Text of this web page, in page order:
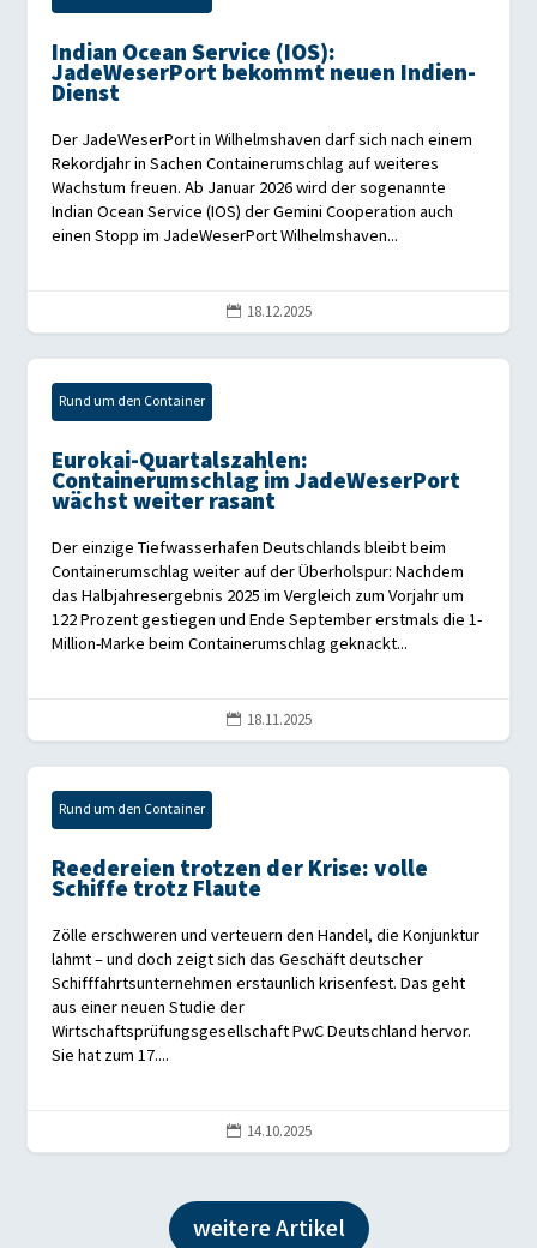
Indian Ocean Service (IOS):
JadeWeserPort bekommt neuen Indien-
Dienst
Der JadeWeserPort in Wilhelmshaven darf sich nach einem
Rekordjahr in Sachen Containerumschlag auf weiteres
Wachstum freuen. Ab Januar 2026 wird der sogenannte
Indian Ocean Service (IOS) der Gemini Cooperation auch
einen Stopp im JadeWeserPort Wilhelmshaven...
 18.12.2025
Rund um den Container
Eurokai-Quartalszahlen:
Containerumschlag im JadeWeserPort
wächst weiter rasant
Der einzige Tiefwasserhafen Deutschlands bleibt beim
Containerumschlag weiter auf der Überholspur: Nachdem
das Halbjahresergebnis 2025 im Vergleich zum Vorjahr um
122 Prozent gestiegen und Ende September erstmals die 1-
Million-Marke beim Containerumschlag geknackt...
 18.11.2025
Rund um den Container
Reedereien trotzen der Krise: volle
Schiffe trotz Flaute
Zölle erschweren und verteuern den Handel, die Konjunktur
lahmt – und doch zeigt sich das Geschäft deutscher
Schifffahrtsunternehmen erstaunlich krisenfest. Das geht
aus einer neuen Studie der
Wirtschaftsprüfungsgesellschaft PwC Deutschland hervor.
Sie hat zum 17....
 14.10.2025
weitere Artikel